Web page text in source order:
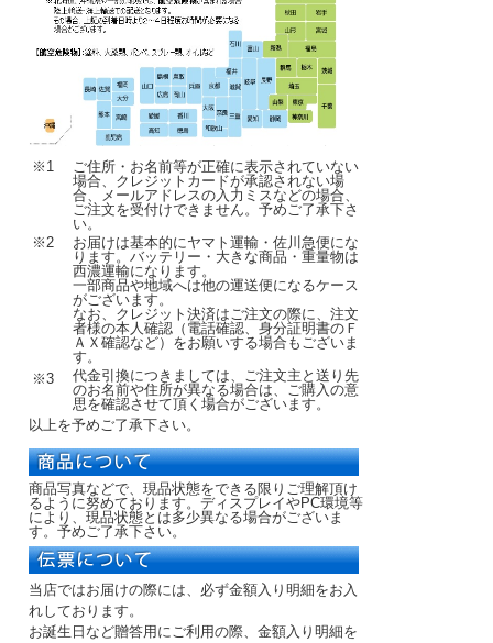
※1
ご住所・お名前等が正確に表示されていない
場合、クレジットカードが承認されない場
合、メールアドレスの入力ミスなどの場合、
ご注文を受付けできません。予めご了承下さ
い。
※2
お届けは基本的にヤマト運輸・佐川急便にな
ります。バッテリー・大きな商品・重量物は
西濃運輸になります。
一部商品や地域へは他の運送便になるケース
がございます。
なお、クレジット決済はご注文の際に、注文
者様の本人確認（電話確認、身分証明書のＦ
ＡＸ確認など）をお願いする場合もございま
す。
※3
代金引換につきましては、ご注文主と送り先
のお名前や住所が異なる場合は、ご購入の意
思を確認させて頂く場合がございます。
以上を予めご了承下さい。
商品写真などで、現品状態をできる限りご理解頂け
るように努めております。ディスプレイやPC環境等
により、現品状態とは多少異なる場合がございま
す。予めご了承下さい。
当店ではお届けの際には、必ず金額入り明細をお入
れしております。
お誕生日など贈答用にご利用の際、金額入り明細を